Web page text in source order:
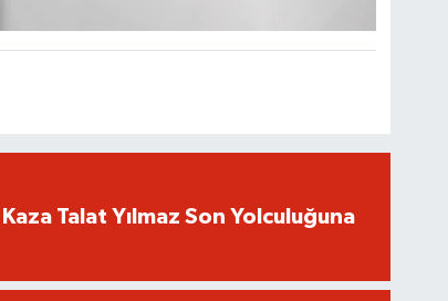
Talat Yılmaz Son Yolculuğuna